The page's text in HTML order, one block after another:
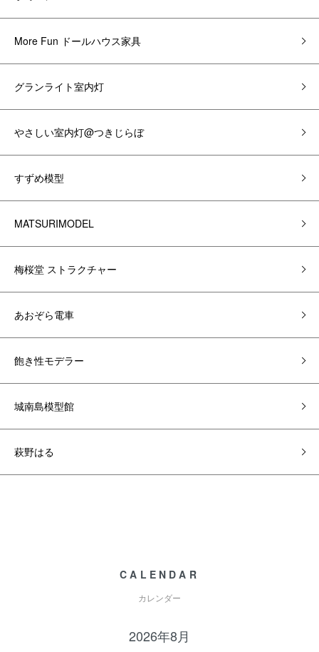
More Fun ドールハウス家具
グランライト室内灯
やさしい室内灯@つきじらぼ
すずめ模型
MATSURIMODEL
梅桜堂 ストラクチャー
あおぞら電車
飽き性モデラー
城南島模型館
萩野はる
CALENDAR
カレンダー
2026年8月